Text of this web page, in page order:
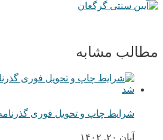
مطالب مشابه
شرایط چاپ و تحویل فوری
آبان ۲۰, ۱۴۰۲